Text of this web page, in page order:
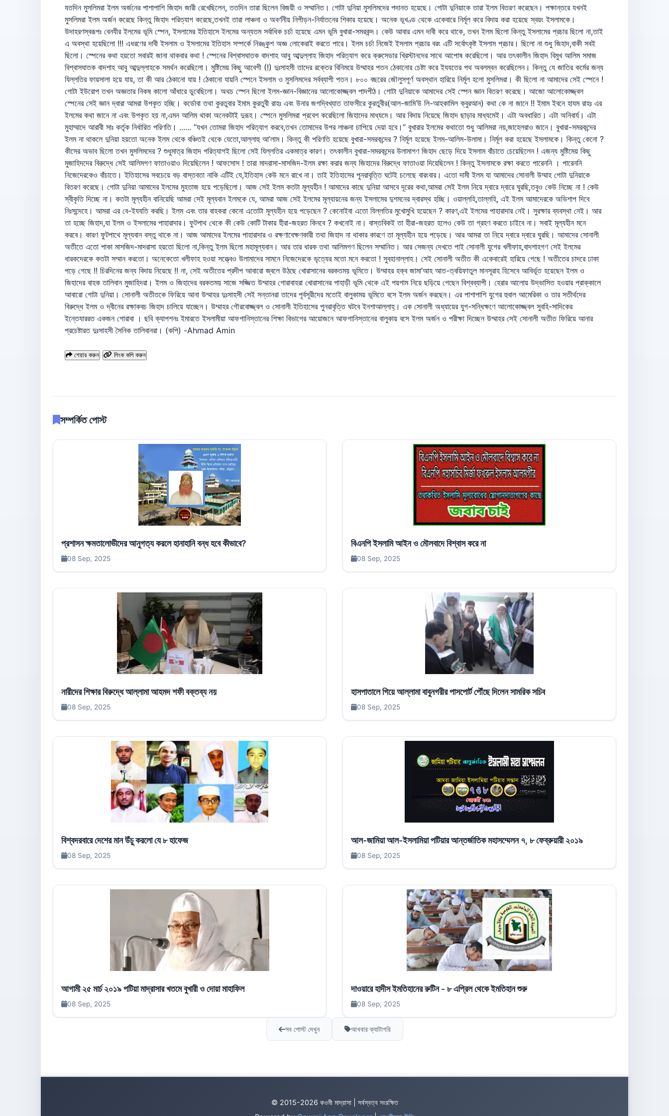
যতদিন মুসলিমরা ইলম অর্জনের পাশাপাশি জিহাদ জারী রেখেছিলেন, ততদিন তারা ছিলেন বিজয়ী ও সম্মানিত। গোটা দুনিয়া মুসলিমদের পদানত হয়েছে। গোটা দুনিয়াকে তারা ইলম বিতরণ করেছেন। পক্ষান্তরে যখনই
মুসলিমরা ইলম অর্জন করেছে কিন্তু জিহাদ পরিত্যাগ করেছে,তখনই তারা লাঞ্চনা ও অবর্ণনীয় নিপীড়ন-নির্যাতনের শিকার হয়েছে। অনেক ভূখণ্ড থেকে একেবারে নির্মূল করে বিদায় করা হয়েছে স্বয়ং ইসলামকে।
উদাহরণস্বরূপঃ বেনযীর ইলমের ভূমি স্পেন, ইসলামের ইতিহাসে ইলমের অন্যতম সর্বাধিক চর্চা হয়েছে এমন ভূমি বুখারা-সমরকন্দ। কেউ আবার এমন দাবী করে থাকে, তখন ইলম ছিলো কিন্তু ইসলামের প্রচার ছিলো না,তাই
এ অবস্থা হয়েছিলো !!! এধরণের দাবী ইসলাম ও ইসলামের ইতিহাস সম্পর্কে নিরঙ্কুশ অজ্ঞ লোকেরাই করতে পারে। ইলম চর্চা নিজেই ইসলাম প্রচার বরং এটি সর্বোৎকৃষ্ট ইসলাম প্রচার। ছিলো না শুধু জিহাদ,বাকী সবই
ছিলো। স্পেনের কথা হয়তো সবারই জানা থাকবার কথা ! স্পেনের বিশ্বাসঘাতক বাদশাহ আবু আব্দুল্লাহ জিহাদ পরিত্যাগ করে ক্রুসেডার খ্রিস্টানদের সাথে আপোষ করেছিলো। আর তৎকালীন জিহাদ বিমুখ আলিম সমাজ
বিশ্বাসঘাতক বাদশাহ আবু আব্দুল্লাহকে সমর্থন করেছিলো। মুষ্টিমেয় কিছু আবেগী (!) দুঃসাহসী তাদের রক্তের বিনিময়ে উম্মাহর পতন ঠেকানোর চেষ্টা করে ইযযতের পথ অবলম্বন করেছিলেন। কিন্তু যে জাতির কর্মের জন্য
যিল্লতির ফায়সালা হয়ে যায়, তা কী আর ঠেকানো যায় ! ঠেকানো যায়নি স্পেনে ইসলাম ও মুসলিমদের সর্বব্যাপী পতন। ৮০০ বছরের জৌলুসপূর্ণ অবস্থান হারিয়ে নির্মূল হলো মুসলিমরা। কী ছিলো না আমাদের সেই স্পেনে !
গোটা ইউরোপ তখন অজ্ঞতার নিকষ কালো আঁধারে ডুবেছিলো। অথচ স্পেন ছিলো ইলম-জ্ঞান-বিজ্ঞানের আলোকোজ্জ্বল পাদপীঠ। গোটা দুনিয়াকে আমাদের সেই স্পেন জ্ঞান বিতরণ করেছে। আজো আলোকোজ্জ্বল
স্পেনের সেই জ্ঞান দ্বারা আমরা উপকৃত হচ্ছি। কর্ডোবা তথা কুরতুবার ইমাম কুরতুবী রাহঃ এবং উনার জগদ্বিখ্যাত তাফসীরে কুরতুবীর(আল-জামি’উ লি-আহকামিল ক্বুরআন) কথা কে না জানে !! ইমাম ইবনে হাযম রাহঃ এর
ইলমের কথা জানে না এবং উপকৃত হয় না,এমন আলিম থাকা অনেকটাই দুরূহ। স্পেনে মুসলিমরা প্রবেশ করেছিলো জিহাদের মাধ্যমে। আর বিদায় নিয়েছে জিহাদ ছাড়ার মাধ্যমেই। এটা অবধারিত। এটা অনিবার্য। এটা
মুহাম্মাদে আরাবী সাঃ কর্তৃক নির্ধারিত পরিণতি। ...... “যখন তোমরা জিহাদ পরিত্যাগ করবে,তখন তোমাদের উপর লাঞ্চনা চাপিয়ে দেয়া হবে।” বুখারার ইলমের কথাতো শুধু আলিমরা নয়,জাহেলরাও জানে। বুখারা-সমরকন্দের
ইলম না থাকলে দুনিয়া হয়তো অনেক ইলম থেকে বঞ্চিতই থেকে যেতো,আল্লাহু আ’লাম। কিন্তু কী পরিণতি হয়েছে বুখারা-সমরকন্দের ? নির্মূল হয়েছে ইলম-আলিম-উলামা। নির্মূল করা হয়েছে ইসলামকে। কিন্তু কেনো ?
কীসের অভাব ছিলো তখন মুসলিমদের ? শুধুমাত্র জিহাদ পরিত্যাগই ছিলো সেই যিল্লতির একমাত্র কারণ। তৎকালীন বুখারা-সমরকন্দের উলামাগণ জিহাদ ছেড়ে দিয়ে ইসলাম বাঁচাতে চেয়েছিলেন ! এজন্য মুষ্টিমেয় কিছু
মুজাহিদদের বিরুদ্ধে সেই আলিমগণ ফাতাওয়াও দিয়েছিলেন ! আফসোস ! তারা মাদরাসা-মাসজিদ-ইলম রক্ষা করার জন্য জিহাদের বিরুদ্ধে ফাতাওয়া দিয়েছিলেন ! কিন্তু ইসলামকে রক্ষা করতে পারেননি । পারেননি
নিজেদেরকেও বাঁচাতে। ইতিহাসের সবচেয়ে বড় বাস্তবতা নাকি এটিই যে,ইতিহাস কেউ মনে রাখে না। তাই ইতিহাসের পুনরাবৃত্তি ঘটেই চলেছে বারংবার। এতো দামী ইলম যা আমাদের সোনালী উম্মাহ গোটা দুনিয়াকে
বিতরণ করেছে। গোটা দুনিয়া আমাদের ইলমের মুহতাজ হয়ে পড়েছিলো। আজ সেই ইলম কতটা মূল্যহীন ! আমাদের কাছে দুনিয়া আসবে দূরের কথা,আমরা সেই ইলম নিয়ে দ্বারে দ্বারে ঘুরছি,তবুও কেউ নিচ্ছে না ! কেউ
স্বীকৃতি দিচ্ছে না। কতটা মূল্যহীন বানিয়েছি আমরা সেই মূল্যবান ইলমকে যে, আমরা আজ সেই ইলমের মূল্যায়নের জন্য ইসলামের দুশমনের দ্বারস্থ হচ্ছি। ওয়াল্লহি,তাল্লহি, এই ইলম আমাদেরকে অভিশাপ দিবে
নিঃসন্দেহে। আমরা এর বে-ইযযতি করছি। ইলম এবং তার বাহকরা কেনো এতোটা মূল্যহীন হয়ে পড়েছেন ? কেনোইবা এতো যিল্লতির মুখোমুখি হয়েছেন ? কারণ,এই ইলমের পাহারাদার নেই। সুরক্ষার ব্যবস্থা নেই। আর
তা হচ্ছে জিহাদ,যা ইলম ও ইসলামের পাহারাদার। ফুটপাথ থেকে কী কেউ কোটি টাকার হীরা-জহরত কিনবে ? কখনোই না। বাস্তবিকই তা হীরা-জহরত হলেও কেউ তা গ্রহণ করতে চাইবে না। সবাই মূল্যহীন মনে
করবে। কারণ ফুটপাথে মূল্যবান বস্তু থাকে না। আজ আমাদের ইলমের পাহারাদার ও রক্ষণাবেক্ষণকারী তথা জিহাদ না থাকার কারণে তা মূল্যহীন হয়ে পড়েছে। আর আমরা তা নিয়ে দ্বারে দ্বারে ঘুরছি। আমাদের সোনালী
অতীতে এতো পাকা মাসজিদ-মাদরাসা হয়তো ছিলো না,কিন্তু ইলম ছিলো মহামূল্যবান। আর তার ধারক তথা আলিমগণ ছিলেন সম্মানিত। আর সেজন্য দেখতে পাই সোনালী যুগের খলীফাহ,বাদশাহগণ সেই ইলমের
ধারকদেরকে কতটা সম্মান করতো। অনেকেতো খলীফাহ হওয়া সত্ত্বেও উলামাদের সামনে নিজেদেরকে ভৃত্যের মতো মনে করতো ! সুবহানাল্লাহ। সেই সোনালী অতীত কী একেবারেই হারিয়ে গেছে ! অতীতের চাদরে ঢাকা
পড়ে গেছে !! চিরদিনের জন্য বিদায় নিয়েছে !! না, সেই অতীতের প্রদীপ আবারো জ্বলে উঠছে খোরাসানের বরকতময় ভূমিতে। উম্মাহর হক্ব জামা’আহ আত-ত্বয়িফাতুল মানসূরাহ হিসেবে আবির্ভূত হয়েছেন ইলম ও
জিহাদের বাহক তালিবান মুজাহিদরা। ইলম ও জিহাদের বরকতময় সাজে সজ্জিত উম্মাহর গোরাবাহরা খোরাসানের পাহাড়ী ভূমি থেকে এই পয়গাম নিয়ে ছড়িয়ে গেছেন বিশ্বব্যাপী। হেরার আলোয় উদ্ভাসিত হওয়ার প্রাক্কালে
আবারো গোটা দুনিয়া। সোনালী অতীতকে ফিরিয়ে আনা উম্মাহর দুঃসাহসী সেই সন্তানরা তাদের পূর্বসূরীদের মতোই বালুকাময় ভূমিতে বসে ইলম অর্জন করছেন। এর পাশাপাশি যুগের হুবাল আমেরিকা ও তার সতীর্থদের
বিরুদ্ধে ইলম ও দ্বীনের রক্ষাকবচ জিহাদ চালিয়ে যাচ্ছেন। উম্মাহর গৌরবোজ্জ্বল ও সোনালী ইতিহাসের পুনরাবৃত্তি ঘটবে ইনশাআল্লাহ্‌। এক সোনালী অধ্যায়ের যুগ-সন্ধিক্ষণে আলোকোজ্জ্বল সুবহি-সাদিকের
ইন্তেযাররত একজন গোরাবা । ছবি ক্যাপশনঃ ইমারতে ইসলামীয়া আফগানিস্তানের শিক্ষা বিভাগের আয়োজনে আফগানিস্তানের বালুকায় বসে ইলম অর্জন ও পরীক্ষা দিচ্ছেন উম্মাহর সেই সোনালী অতীত ফিরিয়ে আনার
প্রচেষ্টারত দুঃসাহসী সৈনিক তালিবানরা। (কপি) -Ahmad Amin
শেয়ার করুন লিংক কপি করুন
সম্পর্কিত পোস্ট
প্রশাসন ক্ষমতালোভীদের আনুগত্য করলে হানাহানি বন্ধ হবে কীভাবে?
08 Sep, 2025
বিএনপি ইসলামি আইন ও মৌলবাদে বিশ্বাস করে না
08 Sep, 2025
নারীদের শিক্ষার বিরুদ্ধে আল্লামা আহমদ শফী বক্তব্য নয়
08 Sep, 2025
হাসপাতালে গিয়ে আল্লামা বাবুনগরীর পাসপোর্ট পৌঁছে দিলেন সামরিক সচিব
08 Sep, 2025
বিশ্বদরবারে দেশের মান উঁচু করলো যে ৮ হাফেজ
08 Sep, 2025
আল-জামিয়া আল-ইসলামিয়া পটিয়ার আন্তর্জাতিক মহাসম্মেলন ৭, ৮ ফেব্রুয়ারী ২০১৯
08 Sep, 2025
আগামী ২৫ মার্চ ২০১৯ পটিয়া মাদ্রাসার খতমে বুখারী ও দোয়া মাহাফিল
08 Sep, 2025
দাওয়ারে হাদীস ইমতিহানের রুটিন - ৮ এপ্রিল থেকে ইমতিহান শুরু
08 Sep, 2025
সব পোস্ট দেখুন আখবার ক্যাটাগরি
© 2015-2026 কওমী মাদ্রাসা | সর্বস্বত্ব সংরক্ষিত